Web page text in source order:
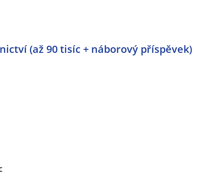
(až 90 tisíc + náborový příspěvek)